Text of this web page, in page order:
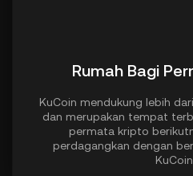
Rumah Bagi
KuCoin mendukung lebih
dan merupakan tempat
permata kripto
perdagangkan dengan
KuCoin.